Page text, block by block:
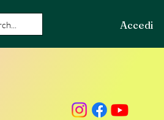
Accedi